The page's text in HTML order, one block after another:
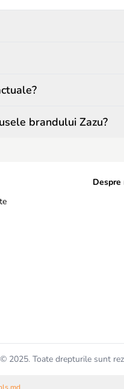
brandului Zazu?
Despre
2025. Toate drepturile sunt